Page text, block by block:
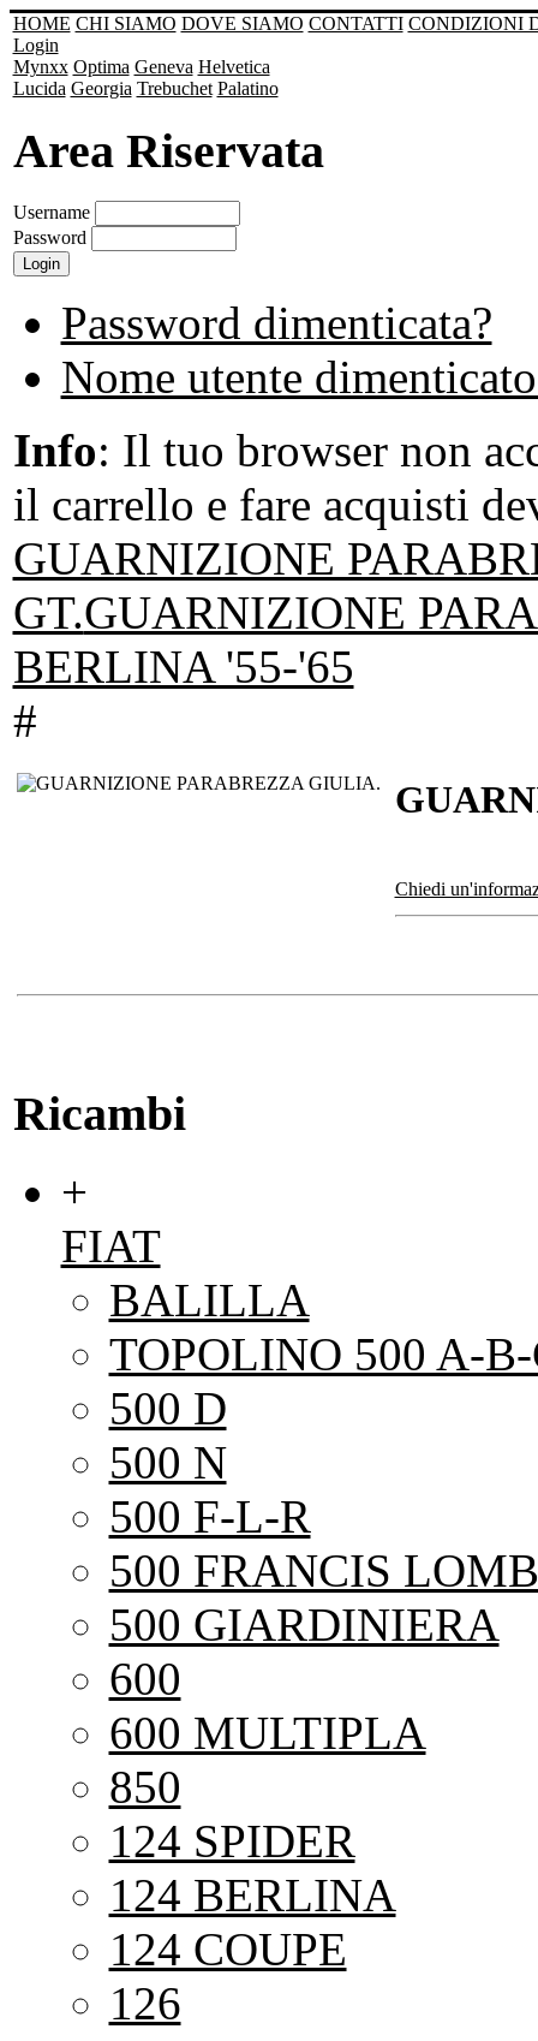
HOME CHI SIAMO DOVE SIAMO CONTATTI CONDIZIONI
Login
Mynxx Optima Geneva Helvetica
Lucida Georgia Trebuchet Palatino
Area Riservata
Username
Password
Password dimenticata?
Nome utente
Info: Il tuo browser non
il carrello e fare acquisti
GUARNIZIONE
GT.GUARNIZIONE
BERLINA '55-'65
#
Chiedi
Ricambi
+
FIAT
BALILLA
TOPOLINO 500 A-
500 D
500 N
500 F-L-R
500 FRANCIS
500 GIARDINIERA
600
600 MULTIPLA
850
124 SPIDER
124 BERLINA
124 COUPE
126